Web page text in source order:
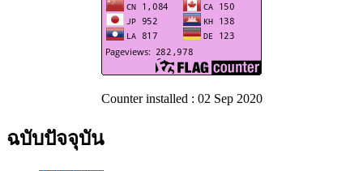
Counter installed : 02 Sep 2020
ฉบับปัจจุบัน